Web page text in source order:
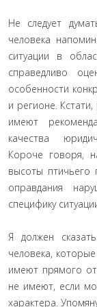
Не следует
человека
ситуации в
справедливо
особенности
и регионе.
имеют
качества
Короче говоря,
высоты птичьего
оправдания
специфику
Я должен
человека,
имеют прямого
не имеют, если
характера.